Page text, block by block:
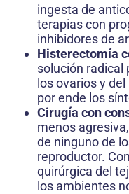
ingesta de
terapias con
inhibidores de
Histerectomía
solución radical
los ovarios y
por ende los
Cirugía con
menos
de ninguno de
reproductor.
quirúrgica del
los ambientes